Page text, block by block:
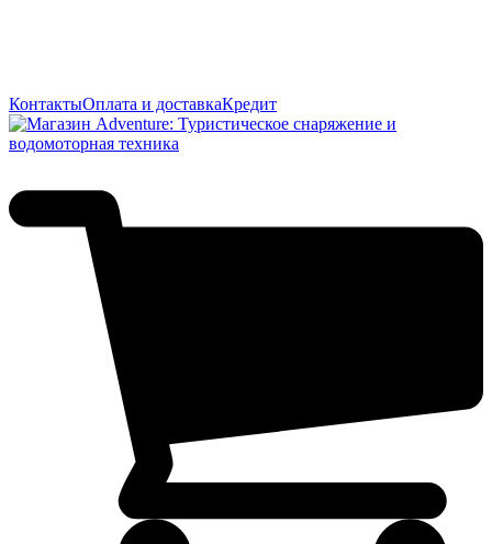
КонтактыОплата и доставкаКредит